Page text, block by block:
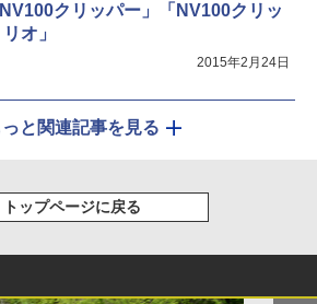
クリッパー」「NV100クリッ
オ」
2015年2月24日
っと関連記事を見る
トップページに戻る